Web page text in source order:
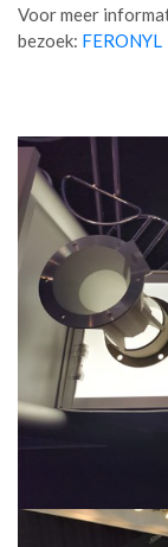
Voor meer
bezoek: FERONYL